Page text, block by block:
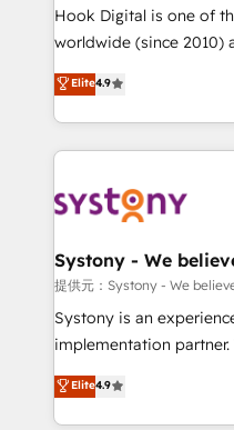
broke. Built for mid-
solutions that work
HubSpot partners 🔄
retention 📅 10+ years of
beyond spreadsheets
drive real business
Hook Digital is one of
worldwide (since 2010)
Elite Partner. With 500+
Brazil, and LATAM, we
regional experience.
HubSpot Elite
Implementation &
Station, Freshdesk,
objects, automations,
growth. 🚀 AI-Driven GTM Orchestration Unify
HubSpot with LinkedIn,
Agent Development
prospecting, follow-ups,
Elite4.9
Systony - We
提供元：Systony - We
Systony is an
implementation
organization's needs
with your organization.
you are too. Why Systony? - 20+ years of
Elite4.9